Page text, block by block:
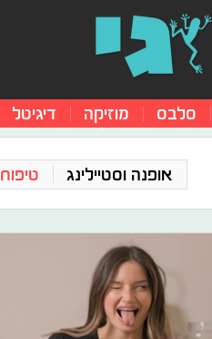
סלבס מוזיקה דיגיטל
אופנה וסטיילינג טיפוח